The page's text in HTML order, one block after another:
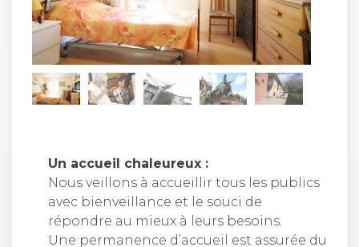
Un accueil chaleureux :
Nous veillons à accueillir tous les publics
avec bienveillance et le souci de
répondre au mieux à leurs besoins.
Une permanence d’accueil est assurée du